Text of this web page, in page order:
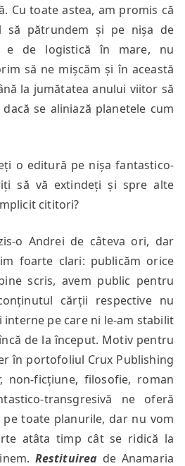
Cu toate astea, am promis că
să pătrundem și pe nișa de
e de logistică în mare, nu
să ne mișcăm și în această
la jumătatea anului viitor să
se aliniază planetele cum
o editură pe nișa fantastico-
să vă extindeți și spre alte
cititori?
o Andrei de câteva ori, dar
foarte clari: publicăm orice
scris, avem public pentru
cărții respective nu
pe care ni le-am stabilit
de la început. Motiv pentru
în portofoliul Crux Publishing
non-ficțiune, filosofie, roman
transgresivă ne oferă
toate planurile, dar nu vom
atâta timp cât se ridică la
Restituirea de Anamaria